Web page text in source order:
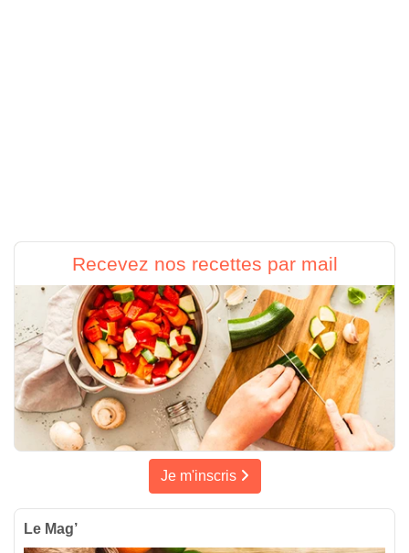
Recevez nos recettes par mail
Je m'inscris
Le Mag’